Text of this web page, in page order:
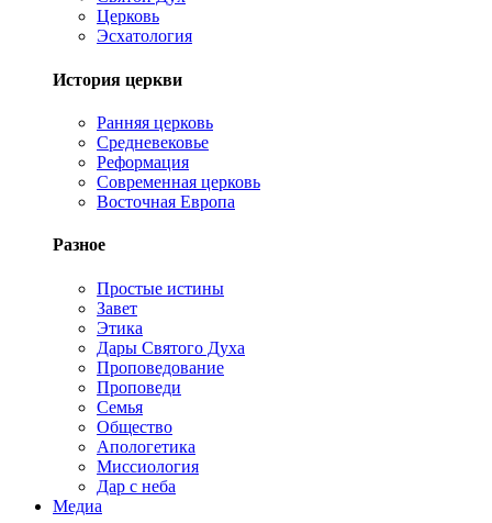
Церковь
Эсхатология
История церкви
Ранняя церковь
Средневековье
Реформация
Современная церковь
Восточная Европа
Разное
Простые истины
Завет
Этика
Дары Святого Духа
Проповедование
Проповеди
Семья
Общество
Апологетика
Миссиология
Дар с неба
Медиа